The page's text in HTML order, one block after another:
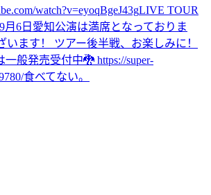
watch?v=eyoqBgeJ43gLIVE TOUR
月6日愛知公演は満席となっておりま
います！ ツアー後半戦、お楽しみに！
般発売受付中🐉 https://super-
食べてない。